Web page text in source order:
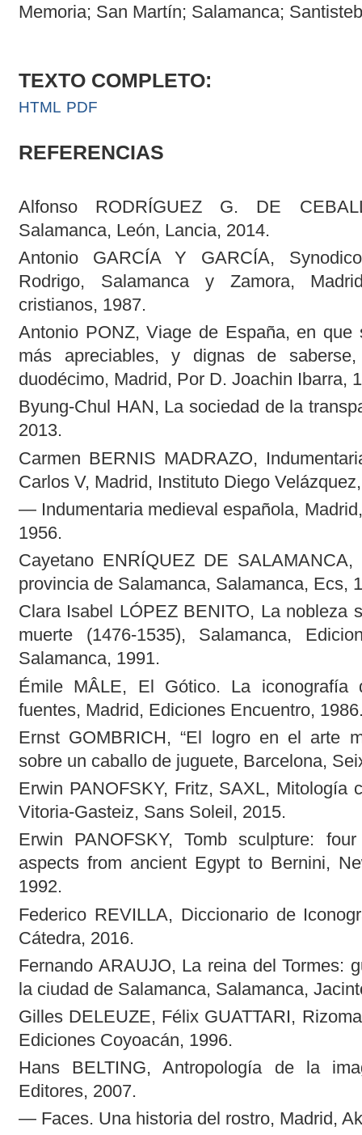
Memoria; San Martín; Salamanca;
TEXTO COMPLETO:
HTML PDF
REFERENCIAS
Alfonso RODRÍGUEZ G. DE
Salamanca, León, Lancia, 2014.
Antonio GARCÍA Y GARCÍA,
Rodrigo, Salamanca y Zamora,
cristianos, 1987.
Antonio PONZ, Viage de España, en
más apreciables, y dignas de
duodécimo, Madrid, Por D. Joachin Ibarra,
Byung-Chul HAN, La sociedad de la
2013.
Carmen BERNIS MADRAZO,
Carlos V, Madrid, Instituto Diego
— Indumentaria medieval española,
1956.
Cayetano ENRÍQUEZ DE
provincia de Salamanca, Salamanca, Ecs,
Clara Isabel LÓPEZ BENITO, La nobleza
muerte (1476-1535), Salamanca,
Salamanca, 1991.
Émile MÂLE, El Gótico. La
fuentes, Madrid, Ediciones Encuentro,
Ernst GOMBRICH, “El logro en el arte
sobre un caballo de juguete, Barcelona,
Erwin PANOFSKY, Fritz, SAXL, Mitología
Vitoria-Gasteiz, Sans Soleil, 2015.
Erwin PANOFSKY, Tomb sculpture:
aspects from ancient Egypt to Bernini,
1992.
Federico REVILLA, Diccionario de
Cátedra, 2016.
Fernando ARAUJO, La reina del Tormes:
la ciudad de Salamanca, Salamanca,
Gilles DELEUZE, Félix GUATTARI,
Ediciones Coyoacán, 1996.
Hans BELTING, Antropología de la
Editores, 2007.
— Faces. Una historia del rostro, Madrid,